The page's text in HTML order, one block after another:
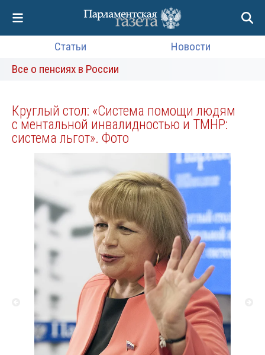
Статьи
Новости
Все о пенсиях в России
Круглый стол: «Система помощи людям
с ментальной инвалидностью и ТМНР:
система льгот». Фото